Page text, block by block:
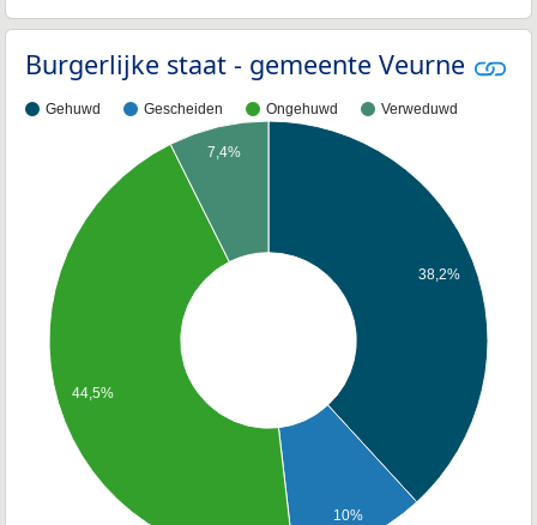
Burgerlijke staat - gemeente Veurne
Gehuwd Gescheiden Ongehuwd Verweduwd
38,2%
10%
7,4%
44,5%